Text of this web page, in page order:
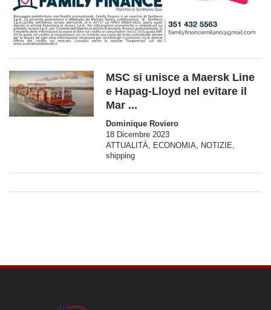
MSC si unisce a Maersk Line
e Hapag-Lloyd nel evitare il
Mar ...
Dominique Roviero
18 Dicembre 2023
ATTUALITÀ, ECONOMIA, NOTIZIE,
shipping